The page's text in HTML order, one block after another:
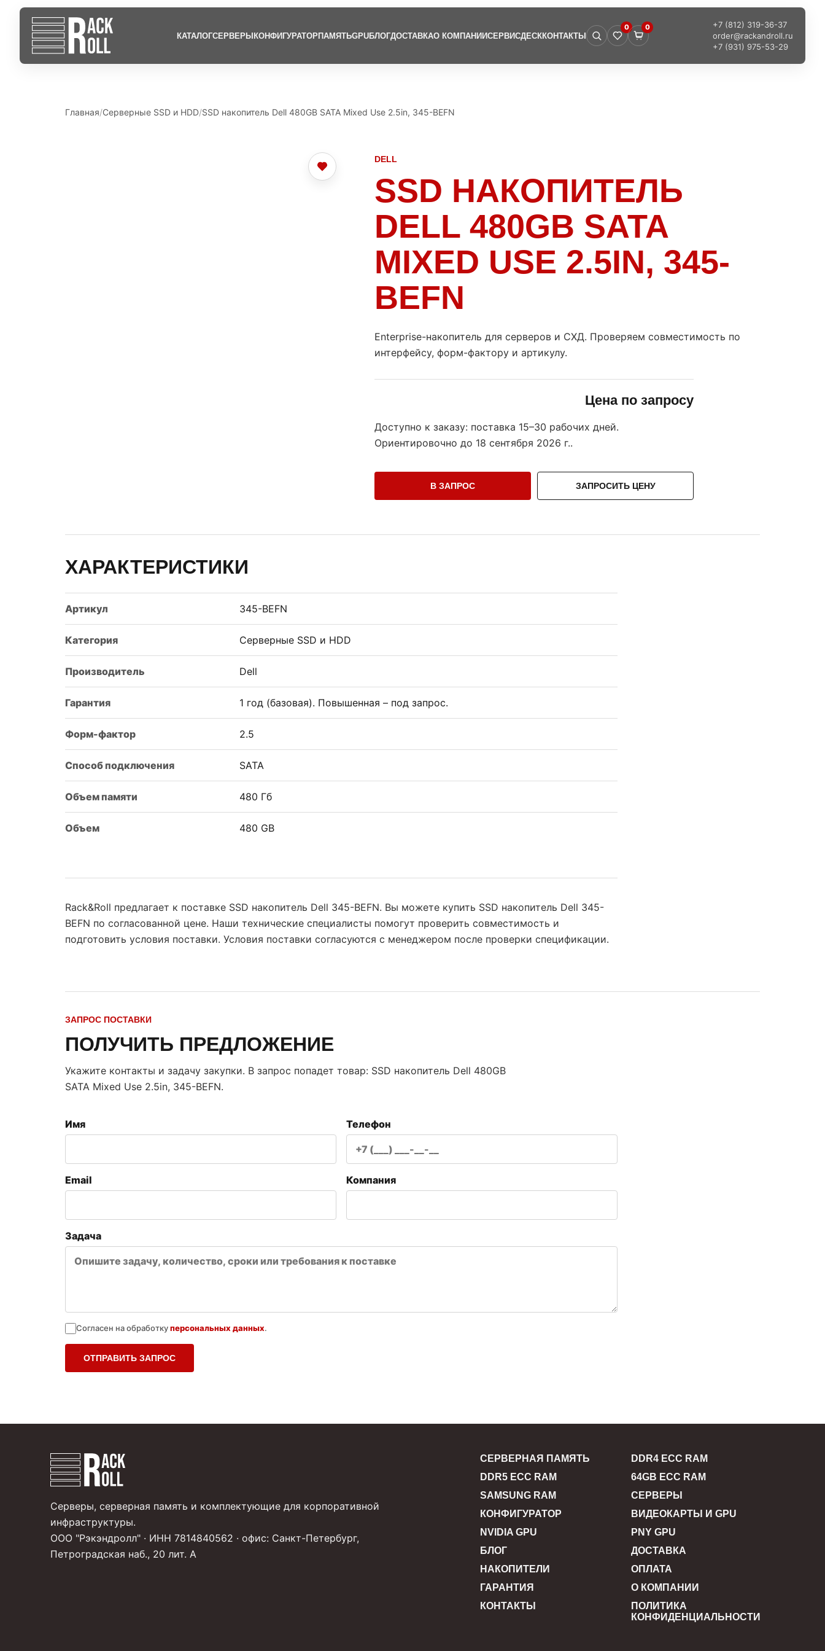
КАТАЛОГСЕРВЕРЫКОНФИГУРАТОРПАМЯТЬGPUБЛОГДОСТАВКАО КОМПАНИИСЕРВИСДЕСККОНТАКТЫ
0 0
+7 (812) 319-36-37
order@rackandroll.ru
+7 (931) 975-53-29
Главная Серверные SSD и HDD SSD накопитель Dell 480GB SATA Mixed Use 2.5in, 345-BEFN
DELL
SSD НАКОПИТЕЛЬ
DELL 480GB SATA
MIXED USE 2.5IN, 345-
BEFN
Enterprise-накопитель для серверов и СХД. Проверяем совместимость по
интерфейсу, форм-фактору и артикулу.
Цена по запросу
Доступно к заказу: поставка 15–30 рабочих дней.
Ориентировочно до 18 сентября 2026 г..
В ЗАПРОС ЗАПРОСИТЬ ЦЕНУ
ХАРАКТЕРИСТИКИ
Артикул 345-BEFN
Категория Серверные SSD и HDD
Производитель Dell
Гарантия 1 год (базовая). Повышенная – под запрос.
Форм-фактор 2.5
Способ подключения SATA
Объем памяти 480 Гб
Объем 480 GB
Rack&Roll предлагает к поставке SSD накопитель Dell 345-BEFN. Вы можете купить SSD накопитель Dell 345-
BEFN по согласованной цене. Наши технические специалисты помогут проверить совместимость и
подготовить условия поставки. Условия поставки согласуются с менеджером после проверки спецификации.
ЗАПРОС ПОСТАВКИ
ПОЛУЧИТЬ ПРЕДЛОЖЕНИЕ
Укажите контакты и задачу закупки. В запрос попадет товар: SSD накопитель Dell 480GB
SATA Mixed Use 2.5in, 345-BEFN.
Имя Телефон
Email Компания
Задача
Согласен на обработкуперсональных данных.
ОТПРАВИТЬ ЗАПРОС
Серверы, серверная память и комплектующие для корпоративной
инфраструктуры.
ООО "Рэкэндролл" · ИНН 7814840562 · офис: Санкт-Петербург,
Петроградская наб., 20 лит. А
СЕРВЕРНАЯ ПАМЯТЬ
DDR4 ECC RAM
DDR5 ECC RAM
64GB ECC RAM
SAMSUNG RAM
СЕРВЕРЫ
КОНФИГУРАТОР
ВИДЕОКАРТЫ И GPU
NVIDIA GPU
PNY GPU
БЛОГ
ДОСТАВКА
НАКОПИТЕЛИ
ОПЛАТА
ГАРАНТИЯ
О КОМПАНИИ
КОНТАКТЫ
ПОЛИТИКА
КОНФИДЕНЦИАЛЬНОСТИ